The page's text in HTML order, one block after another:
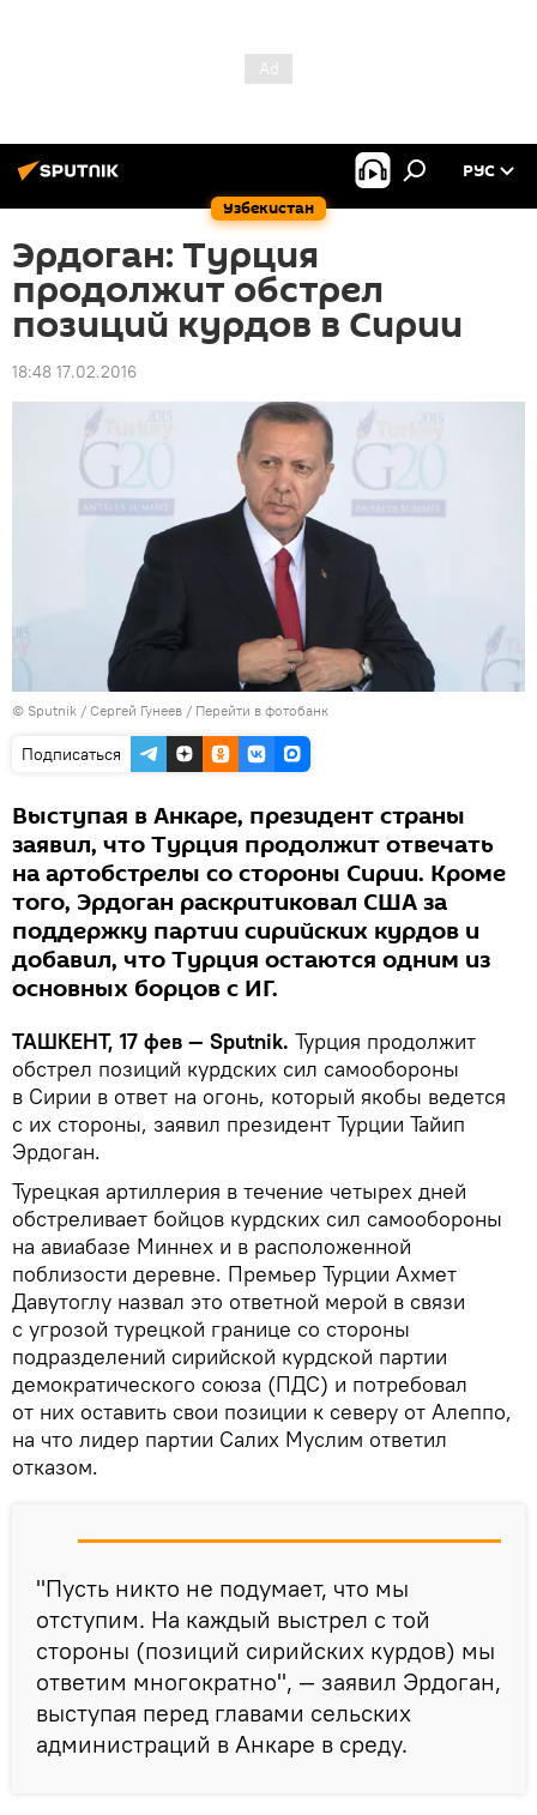
Узбекистан
РУС
Эрдоган: Турция
продолжит обстрел
позиций курдов в Сирии
18:48 17.02.2016
© Sputnik / Сергей Гунеев / Перейти в фотобанк
Подписаться
Выступая в Анкаре, президент страны
заявил, что Турция продолжит отвечать
на артобстрелы со стороны Сирии. Кроме
того, Эрдоган раскритиковал США за
поддержку партии сирийских курдов и
добавил, что Турция остаются одним из
основных борцов с ИГ.
ТАШКЕНТ, 17 фев — Sputnik. Турция продолжит
обстрел позиций курдских сил самообороны
в Сирии в ответ на огонь, который якобы ведется
с их стороны, заявил президент Турции Тайип
Эрдоган.
Турецкая артиллерия в течение четырех дней
обстреливает бойцов курдских сил самообороны
на авиабазе Миннех и в расположенной
поблизости деревне. Премьер Турции Ахмет
Давутоглу назвал это ответной мерой в связи
с угрозой турецкой границе со стороны
подразделений сирийской курдской партии
демократического союза (ПДС) и потребовал
от них оставить свои позиции к северу от Алеппо,
на что лидер партии Салих Муслим ответил
отказом.
"Пусть никто не подумает, что мы
отступим. На каждый выстрел с той
стороны (позиций сирийских курдов) мы
ответим многократно", — заявил Эрдоган,
выступая перед главами сельских
администраций в Анкаре в среду.